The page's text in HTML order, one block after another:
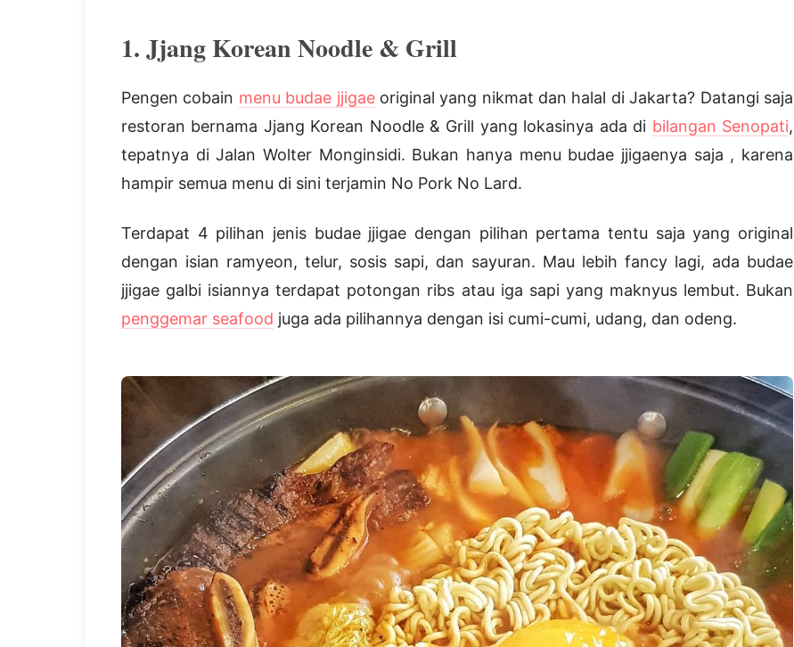
1. Jjang Korean Noodle & Grill
Pengen cobain menu budae jjigaeoriginal yang nikmat dan halal di Jakarta? Datangi saja
restoran bernama Jjang Korean Noodle & Grill yang lokasinya ada di bilangan Senopati,
tepatnya di Jalan Wolter Monginsidi. Bukan hanya menu budae jjigaenya saja , karena
hampir semua menu di sini terjamin No Pork No Lard.
Terdapat 4 pilihan jenis budae jjigae dengan pilihan pertama tentu saja yang original
dengan isian ramyeon, telur, sosis sapi, dan sayuran. Mau lebih fancy lagi, ada budae
jjigae galbi isiannya terdapat potongan ribs atau iga sapi yang maknyus lembut. Bukan
penggemar seafood juga ada pilihannya dengan isi cumi-cumi, udang, dan odeng.